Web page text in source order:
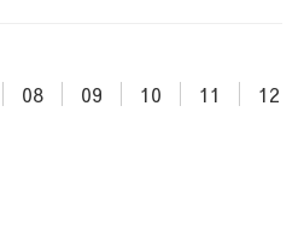
08 09 10 11 12